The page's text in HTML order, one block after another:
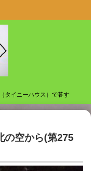
タイニーハウス）で暮す
空から(第275